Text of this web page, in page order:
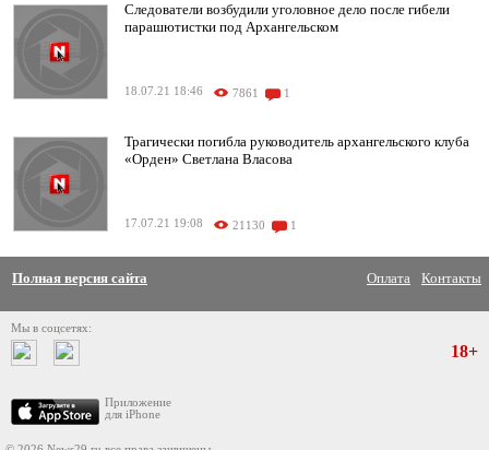
Следователи возбудили уголовное дело после гибели
парашютистки под Архангельском
18.07.21 18:46 7861 1
Трагически погибла руководитель архангельского клуба
«Орден» Светлана Власова
17.07.21 19:08 21130 1
Полная версия сайта Оплата Контакты
Мы в соцсетях:
Приложение
для iPhone
18+